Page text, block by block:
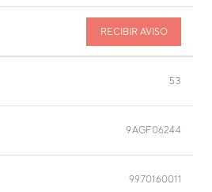
RECIBIR AVISO
53
9AGF06244
9970160011